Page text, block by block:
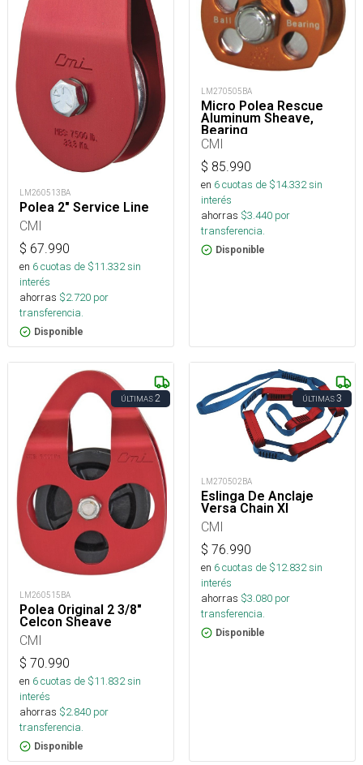
LM260513BA
Polea 2" Service Line
CMI
$ 67.990
en 6cuotas de $11.332sin
interés
ahorras $2.720 por
transferencia.
Disponible
LM270505BA
Micro Polea Rescue
Aluminum Sheave,
Bearing
CMI
$ 85.990
en 6cuotas de $14.332sin
interés
ahorras $3.440 por
transferencia.
Disponible
ÚLTIMAS2
LM260515BA
Polea Original 2 3/8"
Celcon Sheave
CMI
$ 70.990
en 6cuotas de $11.832sin
interés
ahorras $2.840 por
transferencia.
Disponible
ÚLTIMAS3
LM270502BA
Eslinga De Anclaje
Versa Chain Xl
CMI
$ 76.990
en 6cuotas de $12.832sin
interés
ahorras $3.080 por
transferencia.
Disponible